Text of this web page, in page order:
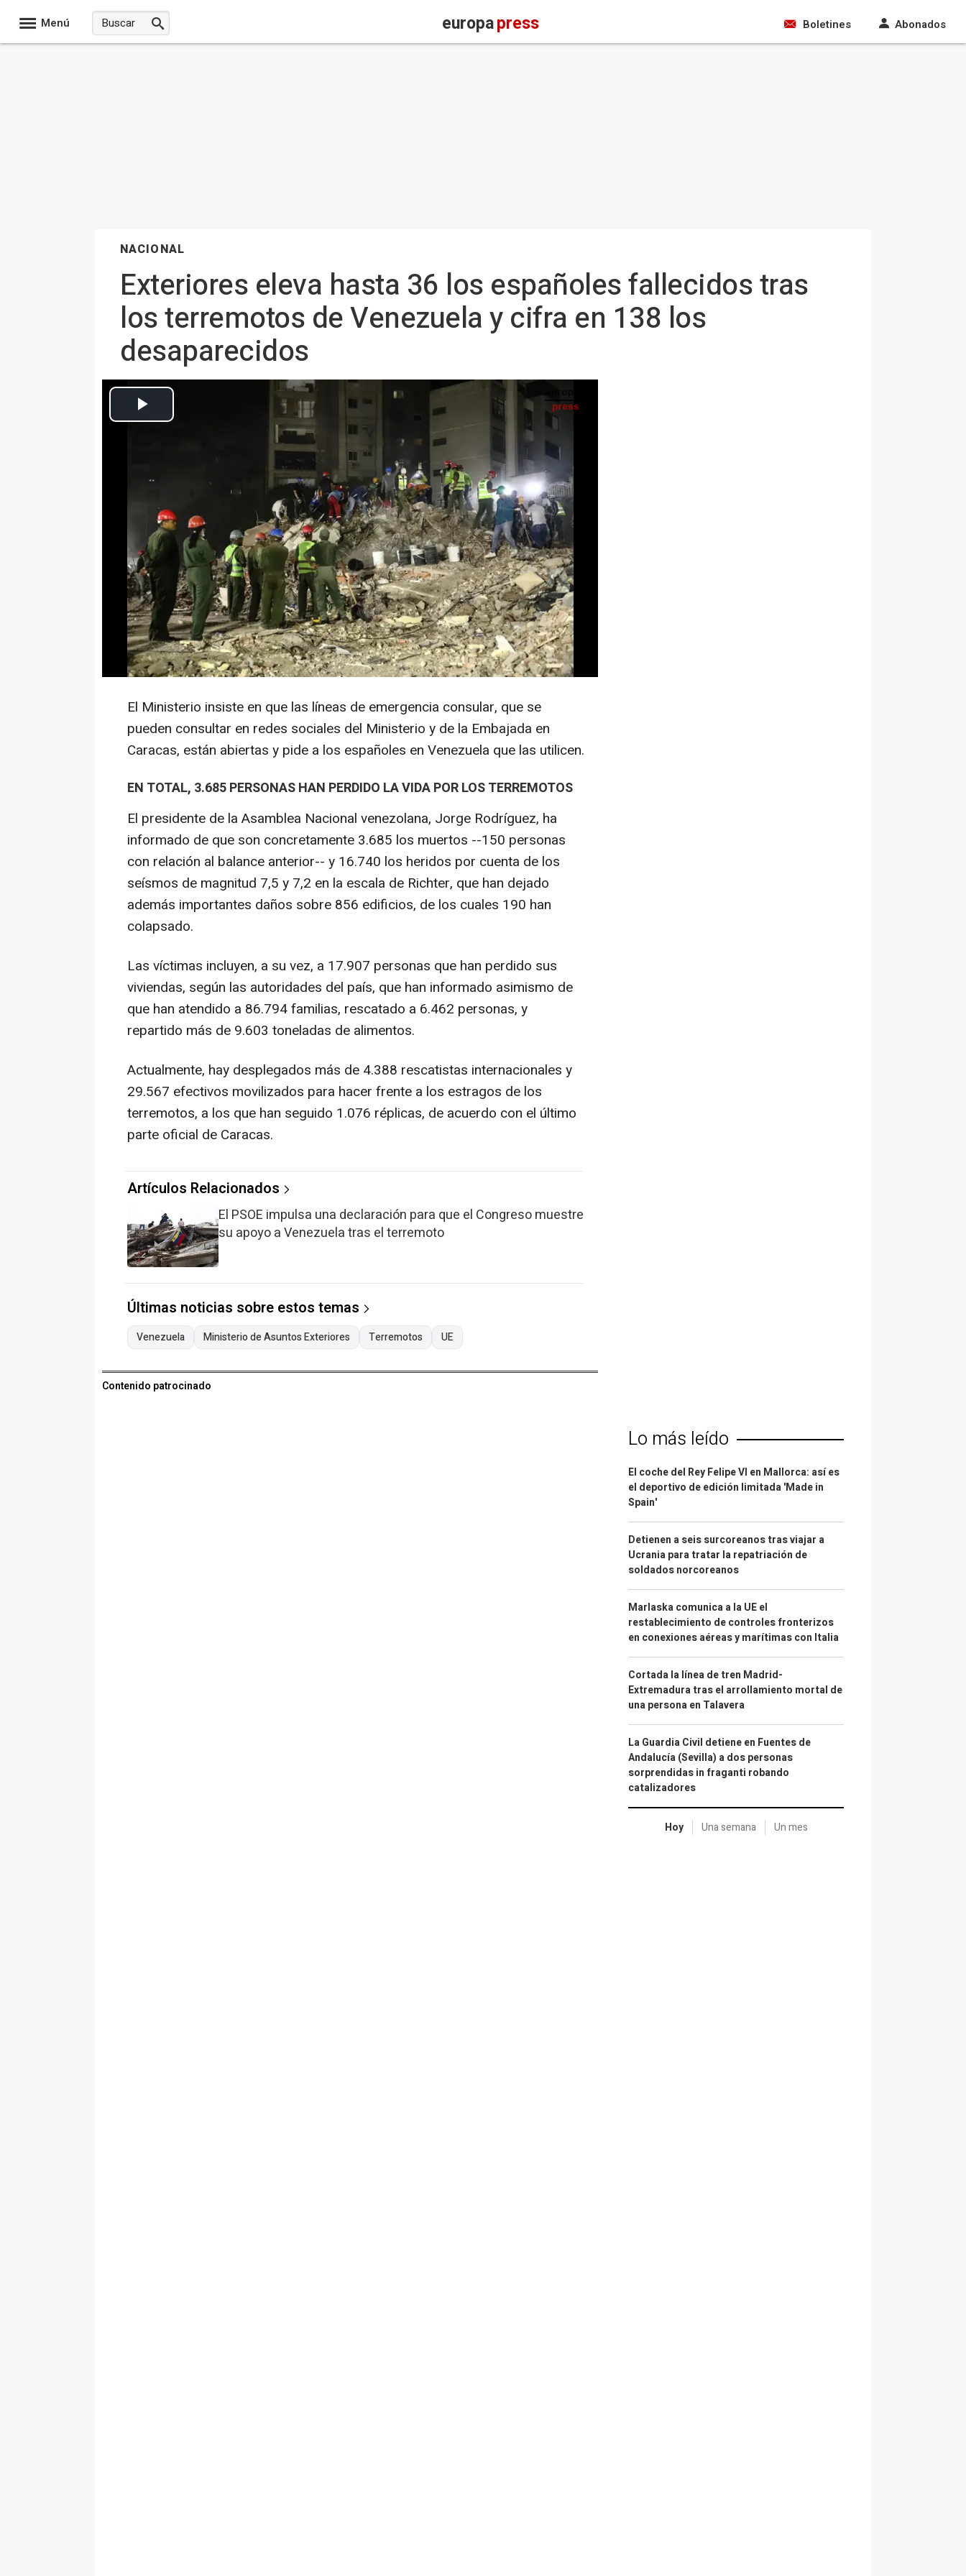
Menú europapress Boletines Abonados
NACIONAL
Exteriores eleva hasta 36 los españoles fallecidos tras
los terremotos de Venezuela y cifra en 138 los
desaparecidos
Equipos de rescate en Venezuela el pasado 4 de julio - Laura De Chiclana/Jna Press / Zuma Press / Europa
Europa Press Nacional
Abrir opciones para compartir
MADRID 8 Jul. (EUROPA PRESS) -
El Ministerio de Asuntos Exteriores, Cooperación y Unión Europea ha
elevado la cifra de españoles fallecidos tras el doble seísmo en Venezuela a
38, una persona más que en la última actualización.
Asimismo, a través de un comunicado, la cartera liderada por José Manuel
Albares ha cifrado en 138 los desaparecidos, una persona menos, y en 11
los localizados bajo los escombros, quienes "centran los esfuerzos de los
equipos de rescate".
El Ministerio insiste en que las líneas de emergencia consular, que se
pueden consultar en redes sociales del Ministerio y de la Embajada en
Caracas, están abiertas y pide a los españoles en Venezuela que las utilicen.
EN TOTAL, 3.685 PERSONAS HAN PERDIDO LA VIDA POR LOS TERREMOTOS
El presidente de la Asamblea Nacional venezolana, Jorge Rodríguez, ha
informado de que son concretamente 3.685 los muertos --150 personas
con relación al balance anterior-- y 16.740 los heridos por cuenta de los
seísmos de magnitud 7,5 y 7,2 en la escala de Richter, que han dejado
además importantes daños sobre 856 edificios, de los cuales 190 han
colapsado.
Las víctimas incluyen, a su vez, a 17.907 personas que han perdido sus
viviendas, según las autoridades del país, que han informado asimismo de
que han atendido a 86.794 familias, rescatado a 6.462 personas, y
repartido más de 9.603 toneladas de alimentos.
Actualmente, hay desplegados más de 4.388 rescatistas internacionales y
29.567 efectivos movilizados para hacer frente a los estragos de los
terremotos, a los que han seguido 1.076 réplicas, de acuerdo con el último
parte oficial de Caracas.
Artículos Relacionados
El PSOE impulsa una declaración para que el Congreso muestre
su apoyo a Venezuela tras el terremoto
Últimas noticias sobre estos temas
Venezuela Ministerio de Asuntos Exteriores Terremotos UE
Contenido patrocinado
Lo más leído
El coche del Rey Felipe VI en Mallorca: así es
el deportivo de edición limitada 'Made in
Spain'
Detienen a seis surcoreanos tras viajar a
Ucrania para tratar la repatriación de
soldados norcoreanos
Marlaska comunica a la UE el
restablecimiento de controles fronterizos
en conexiones aéreas y marítimas con Italia
Cortada la línea de tren Madrid-
Extremadura tras el arrollamiento mortal de
una persona en Talavera
La Guardia Civil detiene en Fuentes de
Andalucía (Sevilla) a dos personas
sorprendidas in fraganti robando
catalizadores
Hoy Una semana Un mes